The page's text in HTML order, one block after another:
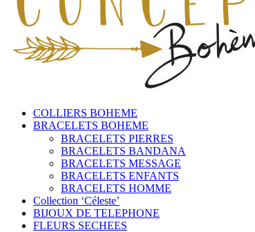
COLLIERS BOHEME
BRACELETS BOHEME
BRACELETS PIERRES
BRACELETS BANDANA
BRACELETS MESSAGE
BRACELETS ENFANTS
BRACELETS HOMME
Collection ‘Céleste’
BIJOUX DE TELEPHONE
FLEURS SECHEES